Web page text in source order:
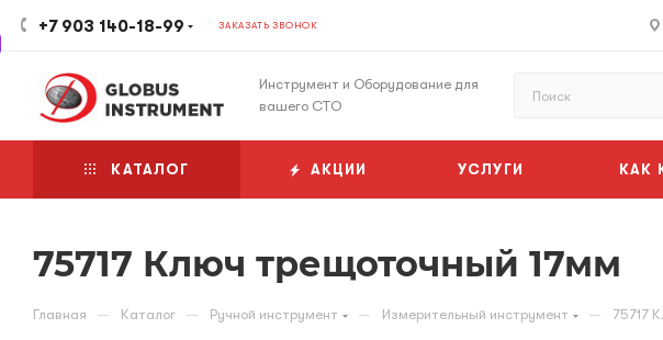
+7 903 140-18-99 ЗАКАЗАТЬ ЗВОНОК
Инструмент и Оборудование для
вашего СТО
КАТАЛОГ АКЦИИ УСЛУГИ КАК
75717 Ключ трещоточный 17мм
Главная — Каталог — Ручной инструмент — Измерительный инструмент — 75717